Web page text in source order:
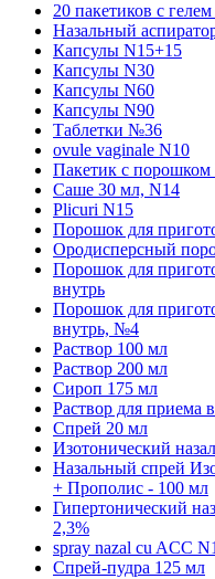
20 пакетиков с
Назальный
Капсулы N15+15
Капсулы N30
Капсулы N60
Капсулы N90
Таблетки №36
ovule vaginale N10
Пакетик с порошком
Саше 30 мл, N14
Plicuri N15
Порошок для
Ородисперсный
Порошок для
внутрь
Порошок для
внутрь, №4
Раствор 100 мл
Раствор 200 мл
Сироп 175 мл
Раствор для приема
Спрей 20 мл
Изотонический
Назальный спрей
+ Прополис - 100 мл
Гипертонический
2,3%
spray nazal cu ACC N1
Спрей-пудра 125 мл